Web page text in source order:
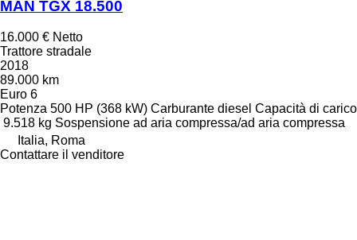
MAN TGX 18.500
16.000 € Netto
Trattore stradale
2018
89.000 km
Euro 6
Potenza 500 HP (368 kW) Carburante diesel Capacità di carico
9.518 kg Sospensione ad aria compressa/ad aria compressa
Italia, Roma
Contattare il venditore